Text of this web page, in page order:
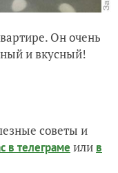
Он очень
и вкусный!
советы и
в телеграме или в